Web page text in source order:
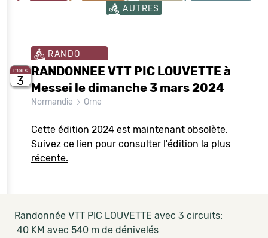
AUTRES
mars
3
RANDO
RANDONNEE VTT PIC LOUVETTE à
Messei le dimanche 3 mars 2024
Normandie Orne
Cette édition 2024 est maintenant obsolète.
Suivez ce lien pour consulter l'édition la plus
récente.
Randonnée VTT PIC LOUVETTE avec 3 circuits:
40 KM avec 540 m de dénivelés